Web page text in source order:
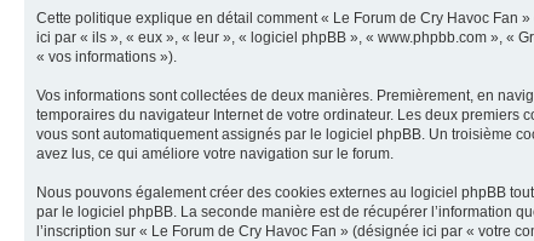
Cette politique explique en détail comment « Le Forum de Cry Havoc Fan
ici par « ils », « eux », « leur », « logiciel phpBB », « www.phpbb.com », «
« vos informations »).
Vos informations sont collectées de deux manières. Premièrement, en
temporaires du navigateur Internet de votre ordinateur. Les deux premiers
vous sont automatiquement assignés par le logiciel phpBB. Un troisième
avez lus, ce qui améliore votre navigation sur le forum.
Nous pouvons également créer des cookies externes au logiciel phpBB
par le logiciel phpBB. La seconde manière est de récupérer l’information
l’inscription sur « Le Forum de Cry Havoc Fan » (désignée ici par « votre